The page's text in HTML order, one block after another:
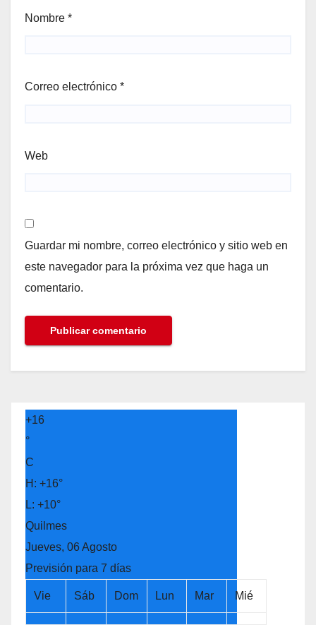
Nombre *
Correo electrónico *
Web
Guardar mi nombre, correo electrónico y sitio web en
este navegador para la próxima vez que haga un
comentario.
+16
°
C
H: +16°
L: +10°
Quilmes
Jueves, 06 Agosto
Previsión para 7 días
Vie Sáb Dom Lun Mar Mié